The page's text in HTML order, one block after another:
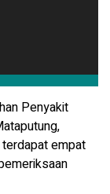
Penyakit
empat